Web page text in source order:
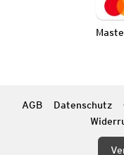
AGB Datenschutz